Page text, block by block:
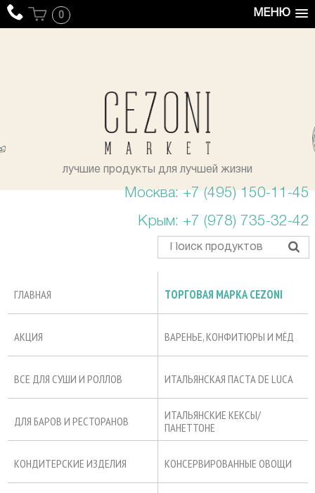
МЕНЮ
0
лучшие продукты для лучшей жизни
Москва: +7 (495) 150-11-45
Крым: +7 (978) 735-32-42
ГЛАВНАЯ ТОРГОВАЯ МАРКА CEZONI
АКЦИЯ ВАРЕНЬЕ, КОНФИТЮРЫ И МЁД
ВСЕ ДЛЯ СУШИ И РОЛЛОВ ИТАЛЬЯНСКАЯ ПАСТА DE LUCA
ДЛЯ БАРОВ И РЕСТОРАНОВ
ИТАЛЬЯНСКИЕ КЕКСЫ/
ПАНЕТТОНЕ
КОНДИТЕРСКИЕ ИЗДЕЛИЯ КОНСЕРВИРОВАННЫЕ ОВОЩИ